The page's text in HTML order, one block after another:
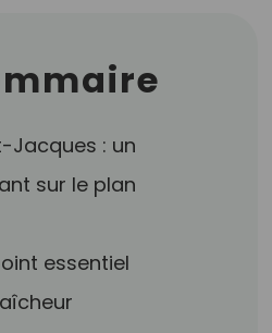
Jacques : un
sur le plan
essentiel